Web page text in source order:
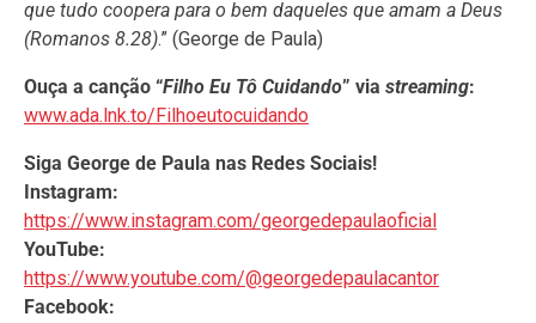
que tudo coopera para o bem daqueles que amam a Deus
(Romanos 8.28).” (George de Paula)
Ouça a canção “Filho Eu Tô Cuidando” via streaming:
www.ada.lnk.to/Filhoeutocuidando
Siga George de Paula nas Redes Sociais!
Instagram:
https://www.instagram.com/georgedepaulaoficial
YouTube:
https://www.youtube.com/@georgedepaulacantor
Facebook: